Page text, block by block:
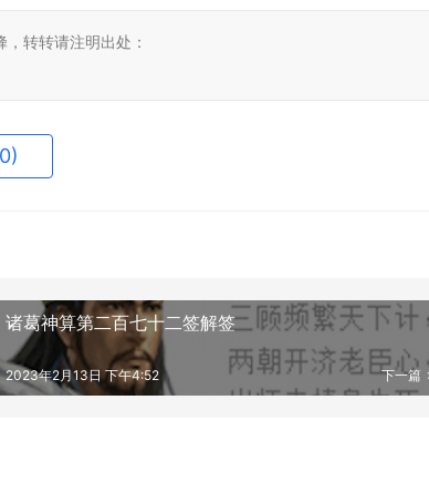
转转请注明出处：
诸葛神算第二百七十二签解签
下一篇
2023年2月13日 下午4:52